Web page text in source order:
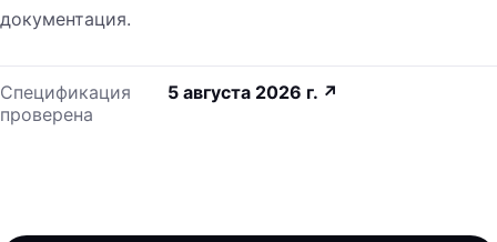
документация.
Спецификация
проверена
5 августа 2026 г. ↗